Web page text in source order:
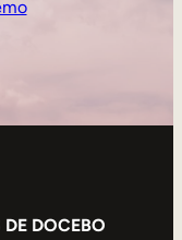
DOCEBO